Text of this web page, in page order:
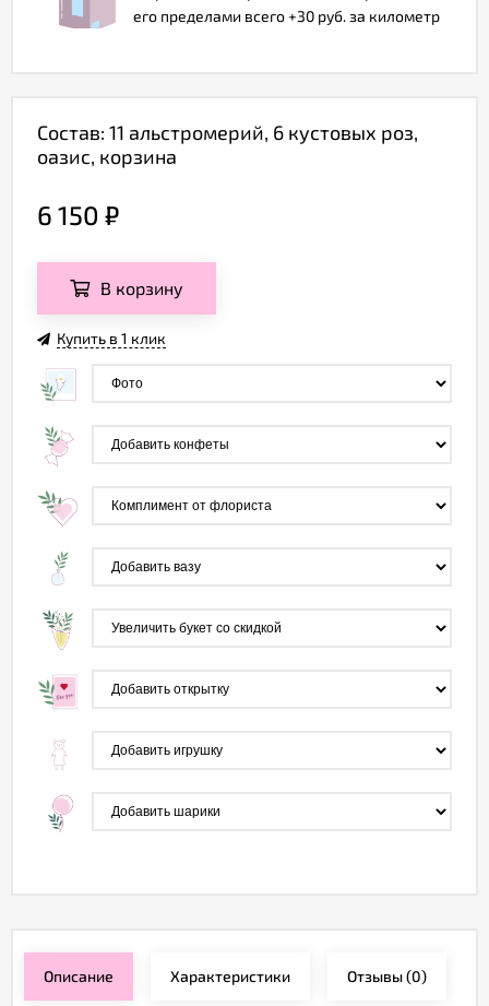
его пределами всего +30 руб. за километр
Состав: 11 альстромерий, 6 кустовых роз,
оазис, корзина
6 150 ₽
В корзину
Купить в 1 клик
Описание Характеристики Отзывы(0)